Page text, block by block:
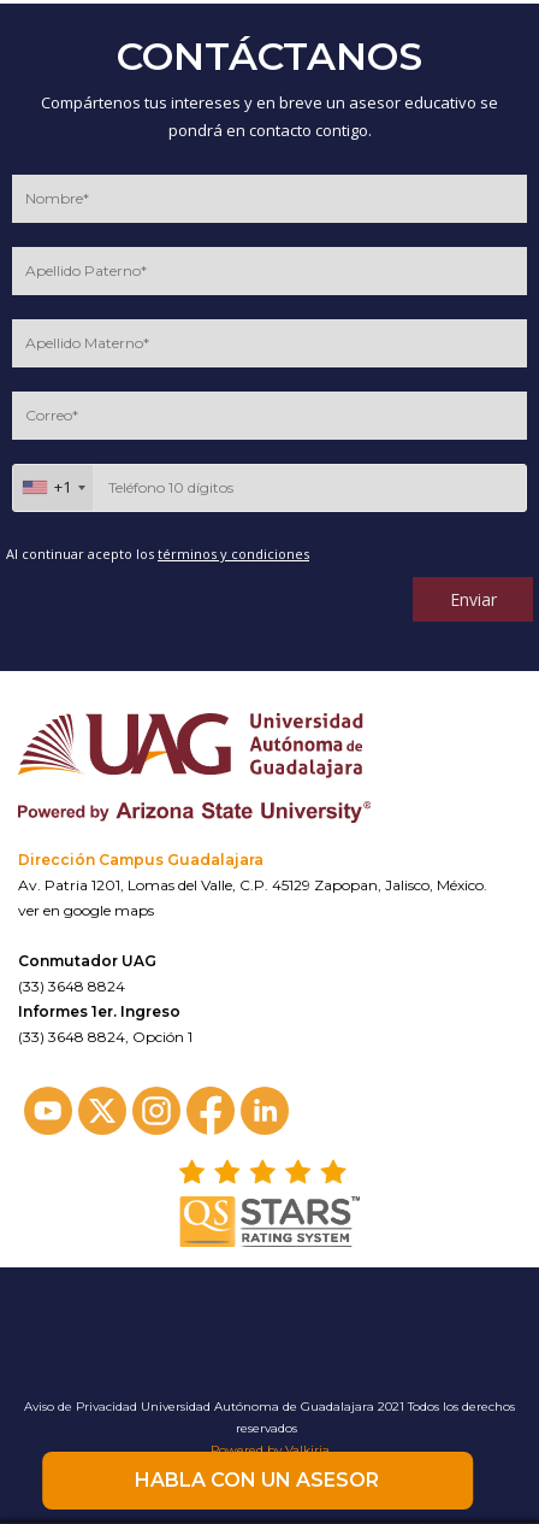
HABLA CON UN ASESOR
CONTÁCTANOS
Compártenos tus intereses y en breve un asesor educativo se
pondrá en contacto contigo.
+1
Al continuar acepto los términos y condiciones
Enviar
Dirección Campus Guadalajara
Av. Patria 1201, Lomas del Valle, C.P. 45129 Zapopan, Jalisco, México.
ver en google maps
Conmutador UAG
(33) 3648 8824
Informes 1er. Ingreso
(33) 3648 8824, Opción 1
Aviso de Privacidad Universidad Autónoma de Guadalajara 2021 Todos los derechos
reservados
Powered by Valkiria